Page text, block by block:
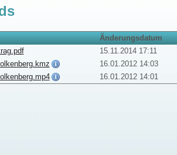
Änderungsdatum
15.11.2014 17:11
16.01.2012 14:03
16.01.2012 14:01